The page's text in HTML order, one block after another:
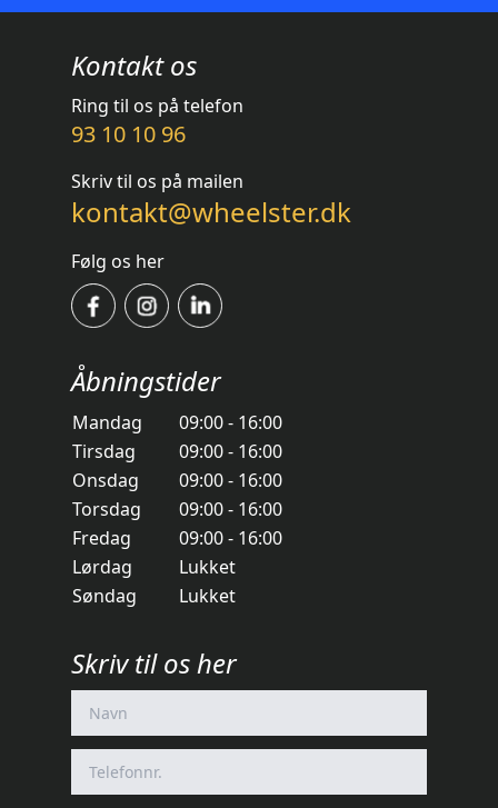
Kontakt os
Ring til os på telefon
93 10 10 96
Skriv til os på mailen
kontakt@wheelster.dk
Følg os her
Åbningstider
Mandag
09:00 - 16:00
Tirsdag
09:00 - 16:00
Onsdag
09:00 - 16:00
Torsdag
09:00 - 16:00
Fredag
09:00 - 16:00
Lørdag
Lukket
Søndag
Lukket
Skriv til os her